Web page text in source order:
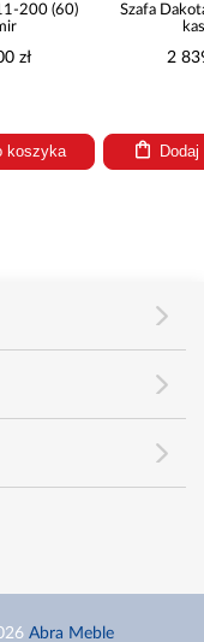
200 (60)
zł
koszyka
Szafa
2
Abra Meble